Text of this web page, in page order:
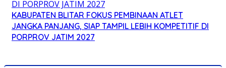
KABUPATEN BLITAR FOKUS PEMBINAAN ATLET
JANGKA PANJANG, SIAP TAMPIL LEBIH KOMPETITIF DI
PORPROV JATIM 2027